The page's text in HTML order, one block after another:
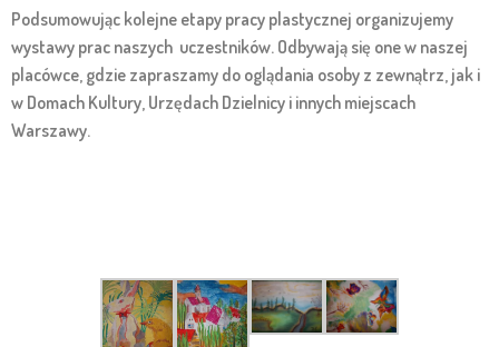
Podsumowując kolejne etapy pracy plastycznej organizujemy
wystawy prac naszych uczestników. Odbywają się one w naszej
placówce, gdzie zapraszamy do oglądania osoby z zewnątrz, jak i
w Domach Kultury, Urzędach Dzielnicy i innych miejscach
Warszawy.